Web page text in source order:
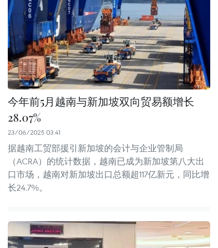
今年前5月越南与新加坡双向贸易额增长
28.07%
23/06/2025 03:41
据越南工贸部援引新加坡的会计与企业管制局
（ACRA）的统计数据，越南已成为新加坡第八大出
口市场，越南对新加坡出口总额超117亿新元，同比增
长24.7%。